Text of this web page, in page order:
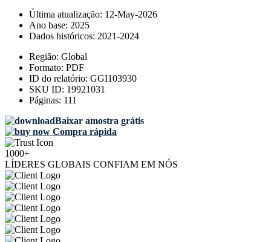
Última atualização: 12-May-2026
Ano base: 2025
Dados históricos: 2021-2024
Região: Global
Formato: PDF
ID do relatório: GGI103930
SKU ID: 19921031
Páginas: 111
Baixar amostra grátis
Compra rápida
1000+
LÍDERES GLOBAIS CONFIAM EM NÓS